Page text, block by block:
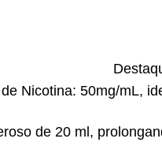
Nicotina: 50mg/mL,
de 20 ml,